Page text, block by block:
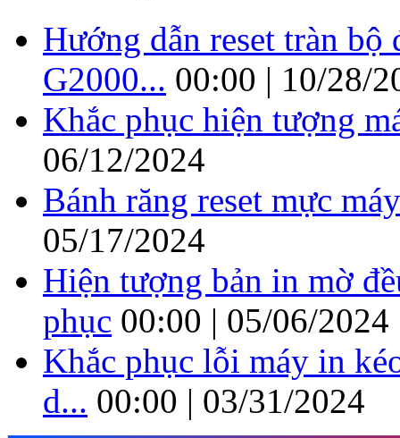
Hướng dẫn reset tràn bộ
G2000... 00:00 | 10/28/
Khắc phục hiện tượng
06/12/2024
Bánh răng reset mực
05/17/2024
Hiện tượng bản in mờ
phục 00:00 | 05/06/2024
Khắc phục lỗi máy in
d... 00:00 | 03/31/2024